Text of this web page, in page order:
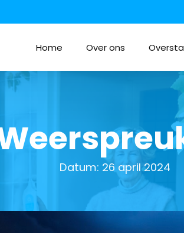
Home Over ons
Datum: 26 april 2024